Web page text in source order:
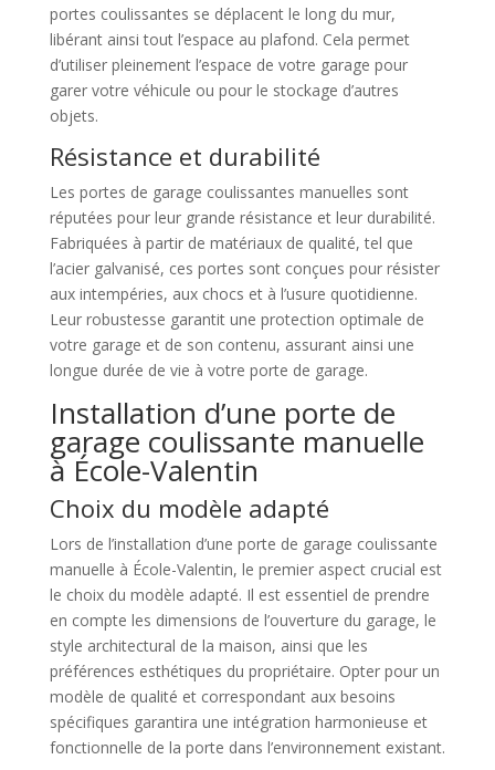
portes coulissantes se déplacent le long du mur,
libérant ainsi tout l’espace au plafond. Cela permet
d’utiliser pleinement l’espace de votre garage pour
garer votre véhicule ou pour le stockage d’autres
objets.
Résistance et durabilité
Les portes de garage coulissantes manuelles sont
réputées pour leur grande résistance et leur durabilité.
Fabriquées à partir de matériaux de qualité, tel que
l’acier galvanisé, ces portes sont conçues pour résister
aux intempéries, aux chocs et à l’usure quotidienne.
Leur robustesse garantit une protection optimale de
votre garage et de son contenu, assurant ainsi une
longue durée de vie à votre porte de garage.
Installation d’une porte de
garage coulissante manuelle
à École-Valentin
Choix du modèle adapté
Lors de l’installation d’une porte de garage coulissante
manuelle à École-Valentin, le premier aspect crucial est
le choix du modèle adapté. Il est essentiel de prendre
en compte les dimensions de l’ouverture du garage, le
style architectural de la maison, ainsi que les
préférences esthétiques du propriétaire. Opter pour un
modèle de qualité et correspondant aux besoins
spécifiques garantira une intégration harmonieuse et
fonctionnelle de la porte dans l’environnement existant.